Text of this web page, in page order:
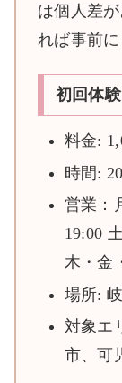
は個人差
れば事前に
初回体験
料金:
時間:
営業：
19:00
木・金
場所:
対象エ
市、可